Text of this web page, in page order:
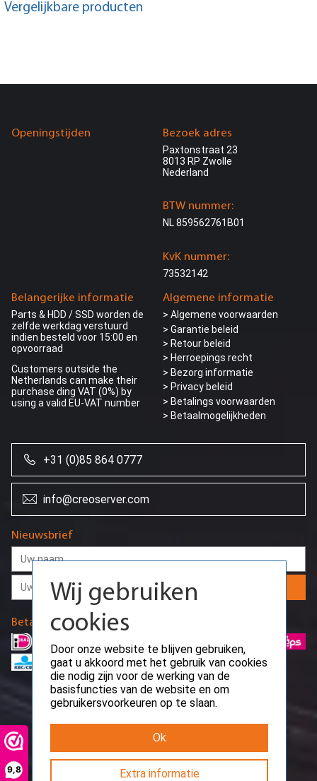
Vergelijkbare producten
Openingstijden
Belangerijke informatie
Parts & HDD / SSD worden de
zelfde werkdag verstuurd
indien besteld voor 15:00 en
opvoorraad
Customers outside the
Netherlands can make their
purchase ding VAT (0%) by
using a valid EU-VAT number
Algemene informatie
> Algemene voorwaarden
> Garantie beleid
> Retour beleid
> Herroepings recht
> Bezorg informatie
> Privacy beleid
> Betalings voorwaarden
> Betaalmogelijkheden
Bezoek adres
Paxtonstraat 23
8013 RP Zwolle
Nederland
BTW nummer:
NL 859562761B01
KvK nummer:
73532142
+31 (0)85 864 0777
info@creoserver.com
Nieuwsbrief
Betaalmethodes
Wij gebruiken
cookies
gaat u akkoord met het gebruik van cookies
die nodig zijn voor de werking van de
basisfuncties van de website en om
gebruikersvoorkeuren op te slaan.
Ok
Extra informatie